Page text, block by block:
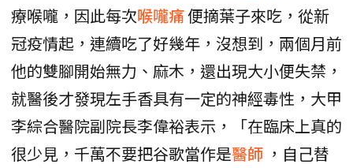
療喉嚨，因此每次喉嚨痛便摘葉子來吃，從新
冠疫情起，連續吃了好幾年，沒想到，兩個月前
他的雙腳開始無力、麻木，還出現大小便失禁，
就醫後才發現左手香具有一定的神經毒性，大甲
李綜合醫院副院長李偉裕表示，「在臨床上真的
很少見，千萬不要把谷歌當作是醫師 ，自己替